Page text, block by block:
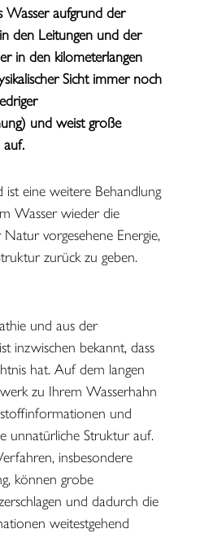
Wasser aufgrund der
den Leitungen und der
in den kilometerlangen
Sicht immer noch
und weist große
eine weitere Behandlung
Wasser wieder die
vorgesehene Energie,
zurück zu geben.
und aus der
inzwischen bekannt, dass
hat. Auf dem langen
zu Ihrem Wasserhahn
und
unnatürliche Struktur auf.
insbesondere
können grobe
und dadurch die
weitestgehend